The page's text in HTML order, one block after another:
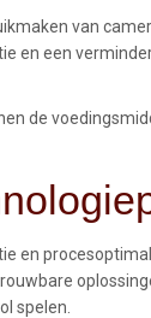
van
en een
de
en
spelen.